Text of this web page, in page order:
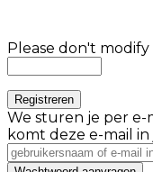
Please don't modify
We sturen je per e-
komt deze e-mail